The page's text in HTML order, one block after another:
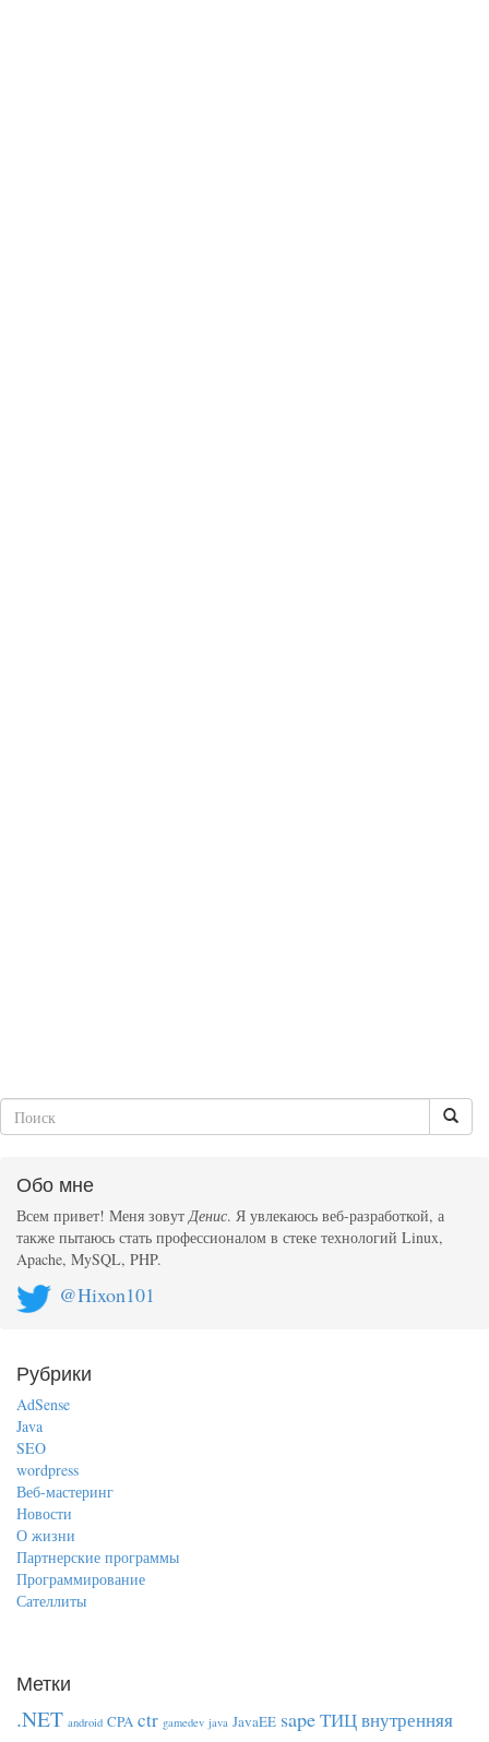
Обо мне
Всем привет! Меня зовутДенис. Я увлекаюсь веб-разработкой, а
также пытаюсь стать профессионалом в стеке технологий Linux,
Apache, MySQL, PHP.
@Hixon101
Рубрики
AdSense
Java
SEO
wordpress
Веб-мастеринг
Новости
О жизни
Партнерские программы
Программирование
Сателлиты
Метки
.NET android CPA ctr gamedev java JavaEE sapeТИЦвнутренняя